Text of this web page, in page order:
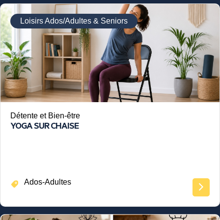
Loisirs Ados/Adultes & Seniors
Détente et Bien-être
YOGA SUR CHAISE
Ados-Adultes